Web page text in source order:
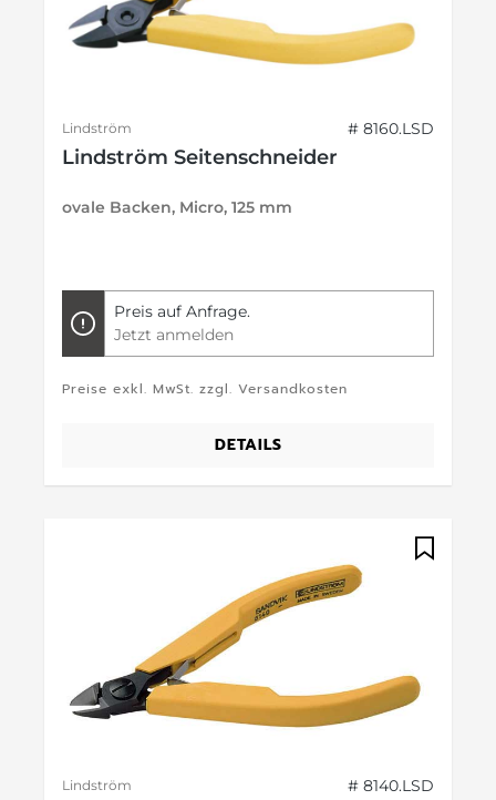
Lindström # 8160.LSD
Lindström Seitenschneider
ovale Backen, Micro, 125 mm
Preis auf Anfrage.
Jetzt anmelden
Preise exkl. MwSt. zzgl. Versandkosten
DETAILS
Lindström # 8140.LSD